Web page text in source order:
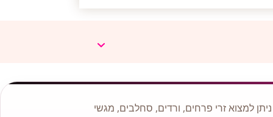
למצוא זרי פרחים, ורדים, סחלבים, מגשי